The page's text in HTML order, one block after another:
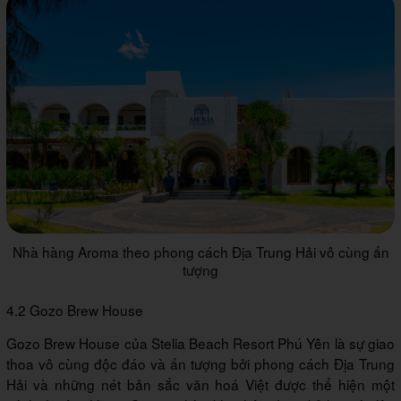
Nhà hàng Aroma theo phong cách Địa Trung Hải vô cùng ấn
tượng
4.2 Gozo Brew House
Gozo Brew House của Stelia Beach Resort Phú Yên là sự giao
thoa vô cùng độc đáo và ấn tượng bởi phong cách Địa Trung
Hải và những nét bản sắc văn hoá Việt được thể hiện một